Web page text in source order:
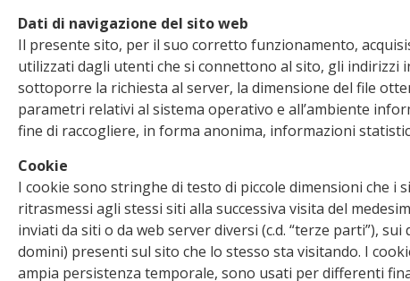
Dati di navigazione del sito web
Il presente sito, per il suo corretto funzionamento,
utilizzati dagli utenti che si connettono al sito, gli indirizzi
sottoporre la richiesta al server, la dimensione del file
parametri relativi al sistema operativo e all’ambiente
fine di raccogliere, in forma anonima, informazioni
Cookie
I cookie sono stringhe di testo di piccole dimensioni che
ritrasmessi agli stessi siti alla successiva visita del
inviati da siti o da web server diversi (c.d. “terze parti”),
domini) presenti sul sito che lo stesso sta visitando. I
ampia persistenza temporale, sono usati per differenti